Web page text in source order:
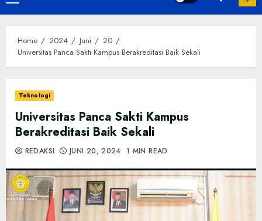
Menu
Home 2024 Juni
20
Universitas Panca Sakti Kampus Berakreditasi Baik Sekali
Teknologi
Universitas Panca Sakti Kampus
Berakreditasi Baik Sekali
REDAKSI JUNI 20, 2024 1 MIN READ